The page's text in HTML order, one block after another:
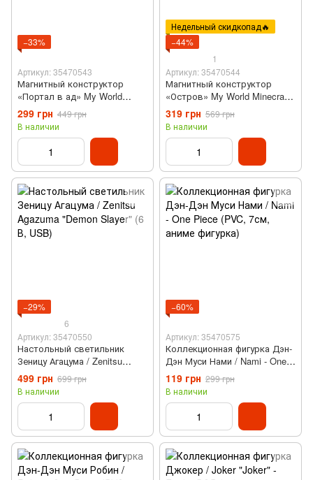
−33%
Артикул: 35470543
Магнитный конструктор
«Портал в ад» My World
Minecraft (32 магнитных
блока, T10-32)
299 грн 449 грн
В наличии
Недельный скидкопад🔥
−44%
1
Артикул: 35470544
Магнитный конструктор
«Остров» My World Minecraft
(38 магнитных блоков, T5-38)
319 грн 569 грн
В наличии
−29%
6
Артикул: 35470550
Настольный светильник
Зеницу Агацума / Zenitsu
Agazuma "Demon Slayer" (6 В,
USB)
499 грн 699 грн
В наличии
−60%
Артикул: 35470575
Коллекционная фигурка Дэн-
Дэн Муси Нами / Nami - One
Piece (PVC, 7см, аниме
фигурка)
119 грн 299 грн
В наличии